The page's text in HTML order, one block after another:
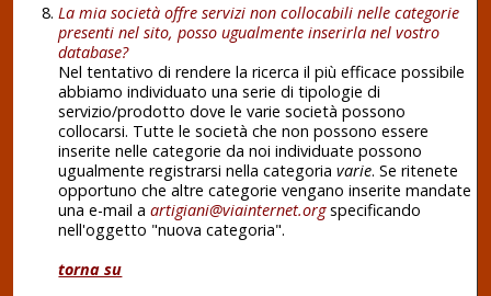
La mia società offre servizi non collocabili nelle categorie
presenti nel sito, posso ugualmente inserirla nel vostro
database?
Nel tentativo di rendere la ricerca il più efficace possibile
abbiamo individuato una serie di tipologie di
servizio/prodotto dove le varie società possono
collocarsi. Tutte le società che non possono essere
inserite nelle categorie da noi individuate possono
ugualmente registrarsi nella categoriavarie. Se ritenete
opportuno che altre categorie vengano inserite mandate
una e-mail aartigiani@viainternet.orgspecificando
nell'oggetto "nuova categoria".
torna su